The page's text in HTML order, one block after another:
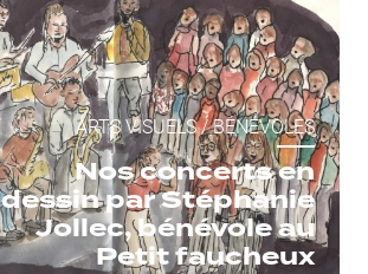
ARTS VISUELS/BÉNÉVOLES
Nos concerts en
dessin par Stéphanie
Jollec, bénévole au
Petit faucheux